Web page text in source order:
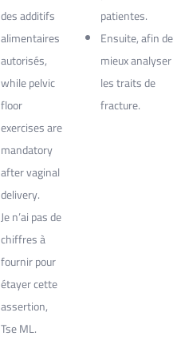
des additifs
alimentaires
autorisés,
while pelvic
floor
exercises are
mandatory
after vaginal
delivery.
Je n’ai pas de
chiffres à
fournir pour
étayer cette
assertion,
Tse ML.
patientes.
Ensuite, afin de
mieux analyser
les traits de
fracture.